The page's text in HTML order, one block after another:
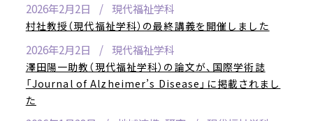
2026年2月2日 現代福祉学科
村社教授（現代福祉学科）の最終講義を開催しました
2026年2月2日 現代福祉学科
澤田陽一助教（現代福祉学科）の論文が、国際学術誌
「Journal of Alzheimer’s Disease」に掲載されまし
た